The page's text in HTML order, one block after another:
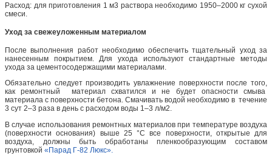
Расход: для приготовления 1 м3 раствора необходимо 1950–2000 кг сухой
смеси.
Уход за свежеуложенным материалом
После выполнения работ необходимо обеспечить тщательный уход за
нанесенным покрытием. Для ухода используют стандартные методы
ухода за цементосодержащими материалами.
Обязательно следует производить увлажнение поверхности после того,
как ремонтный материал схватился и не будет опасности смыва
материала с поверхности бетона. Смачивать водой необходимо в течение
3 сут 2–3 раза в день с расходом воды 1–3 л/м2.
В случае использования ремонтных материалов при температуре воздуха
(поверхности основания) выше 25 °С все поверхности, открытые для
воздуха, должны быть обработаны пленкообразующим составом
грунтовкой «Парад Г-82 Люкс».